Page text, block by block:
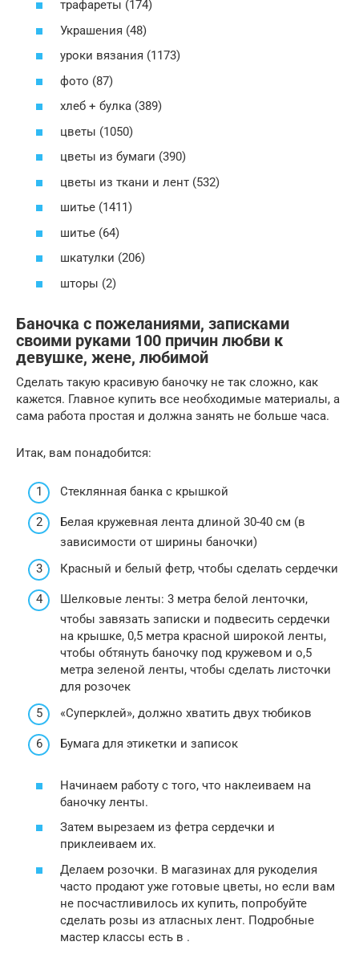
трафареты (174)
Украшения (48)
уроки вязания (1173)
фото (87)
хлеб + булка (389)
цветы (1050)
цветы из бумаги (390)
цветы из ткани и лент (532)
шитье (1411)
шитье (64)
шкатулки (206)
шторы (2)
Баночка с пожеланиями, записками
своими руками 100 причин любви к
девушке, жене, любимой
Сделать такую красивую баночку не так сложно, как
кажется. Главное купить все необходимые материалы, а
сама работа простая и должна занять не больше часа.
Итак, вам понадобится:
Стеклянная банка с крышкой
Белая кружевная лента длиной 30-40 см (в
зависимости от ширины баночки)
Красный и белый фетр, чтобы сделать сердечки
Шелковые ленты: 3 метра белой ленточки,
чтобы завязать записки и подвесить сердечки
на крышке, 0,5 метра красной широкой ленты,
чтобы обтянуть баночку под кружевом и о,5
метра зеленой ленты, чтобы сделать листочки
для розочек
«Суперклей», должно хватить двух тюбиков
Бумага для этикетки и записок
Начинаем работу с того, что наклеиваем на
баночку ленты.
Затем вырезаем из фетра сердечки и
приклеиваем их.
Делаем розочки. В магазинах для рукоделия
часто продают уже готовые цветы, но если вам
не посчастливилось их купить, попробуйте
сделать розы из атласных лент. Подробные
мастер классы есть в .